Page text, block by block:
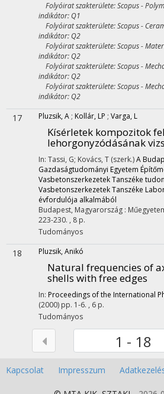
Folyóirat szakterülete: Scopus -
indikátor: Q1
Folyóirat szakterülete: Scopus -
indikátor: Q2
Folyóirat szakterülete: Scopus -
indikátor: Q2
Folyóirat szakterülete: Scopus -
indikátor: Q2
Folyóirat szakterülete: Scopus -
indikátor: Q2
17 Pluzsik, A ; Kollár, LP ; Varga, L
Kísérletek kompozitok
lehorgonyzódásának
In: Tassi, G; Kovács, T (szerk.)A
Gazdaságtudományi Egyetem
Vasbetonszerkezetek Tanszéke
Vasbetonszerkezetek Tanszéke
évfordulója alkalmából
Budapest, Magyarország :
223-230. , 8 p.
Tudományos
18 Pluzsik, Anikó
Natural frequencies of
shells with free edges
In: Proceedings of the International
(2000) pp. 1-6. , 6 p.
Tudományos
1 - 18
Kapcsolat Impresszum